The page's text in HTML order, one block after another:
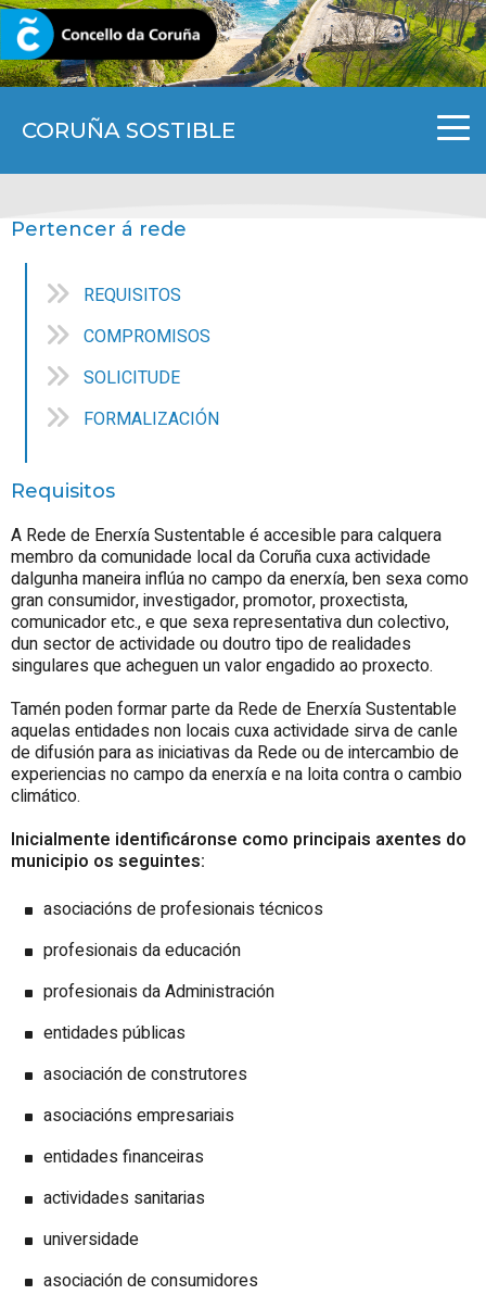
CORUÑA SOSTIBLE
CORUNA.GAL
Pertencer á rede
REQUISITOS
COMPROMISOS
SOLICITUDE
FORMALIZACIÓN
Requisitos
A Rede de Enerxía Sustentable é accesible para calquera
membro da comunidade local da Coruña cuxa actividade
dalgunha maneira inflúa no campo da enerxía, ben sexa como
gran consumidor, investigador, promotor, proxectista,
comunicador etc., e que sexa representativa dun colectivo,
dun sector de actividade ou doutro tipo de realidades
singulares que acheguen un valor engadido ao proxecto.
Tamén poden formar parte da Rede de Enerxía Sustentable
aquelas entidades non locais cuxa actividade sirva de canle
de difusión para as iniciativas da Rede ou de intercambio de
experiencias no campo da enerxía e na loita contra o cambio
climático.
Inicialmente identificáronse como principais axentes do
municipio os seguintes:
asociacións de profesionais técnicos
profesionais da educación
profesionais da Administración
entidades públicas
asociación de construtores
asociacións empresariais
entidades financeiras
actividades sanitarias
universidade
asociación de consumidores